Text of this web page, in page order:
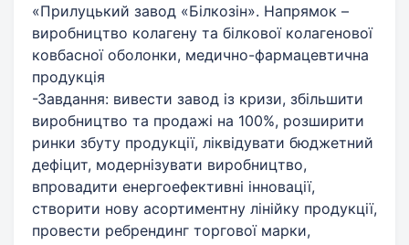
«Прилуцький завод «Білкозін». Напрямок –
виробництво колагену та білкової колагенової
ковбасної оболонки, медично-фармацевтична
продукція
-Завдання: вивести завод із кризи, збільшити
виробництво та продажі на 100%, розширити
ринки збуту продукції, ліквідувати бюджетний
дефіцит, модернізувати виробництво,
впровадити енергоефективні інновації,
створити нову асортиментну лінійку продукції,
провести ребрендинг торгової марки,